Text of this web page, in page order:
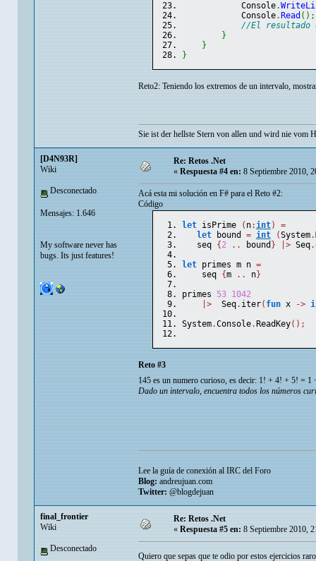
Console.
Console. Read ( ) ;
//El resultado
}
}
}
Reto2: Teniendo los extremos de un intervalo,
Sie ist der hellste Stern von allen und wird nie vom
[D4N93R]
Wiki
Desconectado
Mensajes: 1.646
My software never has
bugs. Its just features!
Re: Retos .Net
«Respuesta #4 en:8 Septiembre 2010,
Acá esta mi solución en F# para el Reto #2:
Código
let isPrime ( n:int)
=
let bound = int (System.
seq { 2 .. bound } |> Seq.
let primes m n =
seq {m .. n}
primes 53 1042
|> Seq. iter( fun x ->
System.Console. ReadKey( ) ;
Reto #3
145 es un numero curioso, es decir: 1! + 4! + 5! =
Dado un intervalo, encuentra todos los números
Lee la guía de conexión al IRC del Foro
Blog: andreujuan.com
Twitter: @blogdejuan
final_frontier
Wiki
Desconectado
Re: Retos .Net
« Respuesta #5 en: 8 Septiembre 2010,
Quiero que sepas que te odio por estos ejercicios